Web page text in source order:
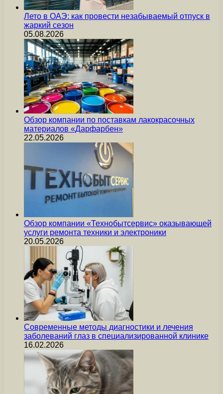
Лето в ОАЭ: как провести незабываемый отпуск в
жаркий сезон
05.08.2026
Обзор компании по поставкам лакокрасочных
материалов «Дарфарбен»
22.05.2026
Обзор компании «Технобытсервис» оказывающей
услуги ремонта техники и электроники
20.05.2026
Современные методы диагностики и лечения
заболеваний глаз в специализированной клинике
16.02.2026